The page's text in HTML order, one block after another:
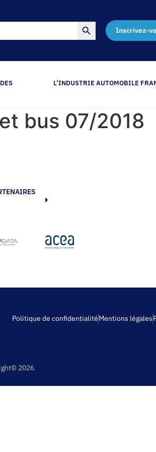
Search Button
Inscrivez-
L’INDUSTRIE AUTOMOBILE
bus 07/2018
Politique de confidentialitéMentions légales
2026